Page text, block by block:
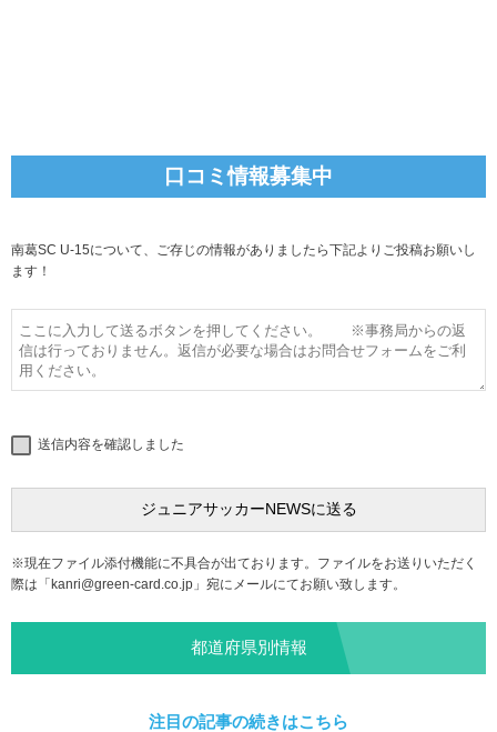
口コミ情報募集中
南葛SC U-15について、ご存じの情報がありましたら下記よりご投稿お願いし
ます！
送信内容を確認しました
※現在ファイル添付機能に不具合が出ております。ファイルをお送りいただく
際は「kanri@green-card.co.jp 」宛にメールにてお願い致します。
都道府県別情報
注目の記事の続きはこちら